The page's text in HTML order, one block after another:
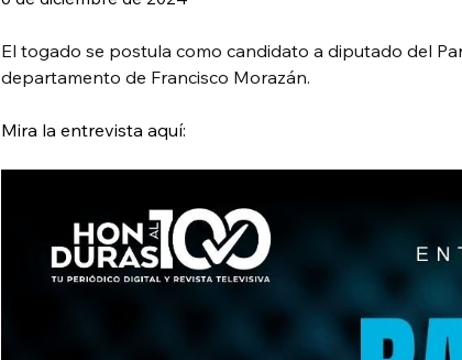
El togado se postula como candidato a diputado del
departamento de Francisco Morazán.
Mira la entrevista aquí: